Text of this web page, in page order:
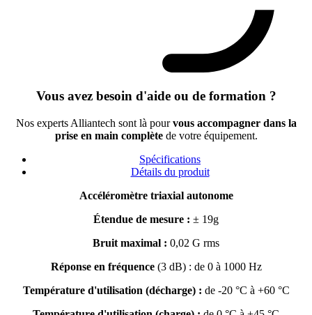
Vous avez besoin d'aide ou de formation ?
Nos experts Alliantech sont là pourvous accompagner dans la
prise en main complètede votre équipement.
Spécifications
Détails du produit
Accéléromètre triaxial autonome
Étendue de mesure : ± 19g
Bruit maximal : 0,02 G rms
Réponse en fréquence(3 dB) : de 0 à 1000 Hz
Température d'utilisation (décharge) : de -20 °C à +60 °C